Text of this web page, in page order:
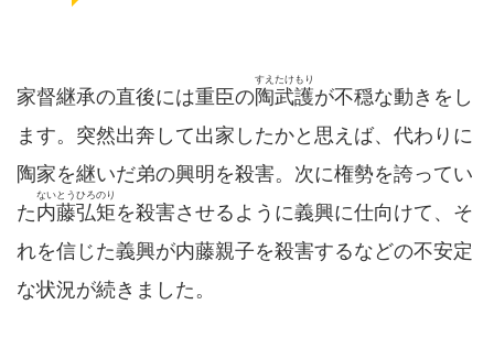
家督継承の直後には重臣の陶武護
すえたけもり
が不穏な動きをし
ます。突然出奔して出家したかと思えば、代わりに
陶家を継いだ弟の興明を殺害。次に権勢を誇ってい
た内藤弘矩
ないとうひろのり
を殺害させるように義興に仕向けて、そ
れを信じた義興が内藤親子を殺害するなどの不安定
な状況が続きました。